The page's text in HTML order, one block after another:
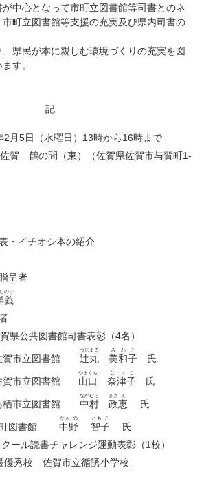
心となって市町立図書館等司書とのネ
町立図書館等支援の充実及び県内司書の
民が本に親しむ環境づくりの充実を図
す。
記
日（水曜日）13時から16時まで
鶴の間（東）（佐賀県佐賀市与賀町1-
チオシ本の紹介
贈呈者
義
のり
公共図書館司書表彰（4名）
図書館辻󠄀
つじ
丸
まる
美和子
みわこ
氏
図書館 山口
やまぐち
奈津子
なつこ
氏
図書館中村
なかむら
政
まさ
恵
え
氏
書館中野
なか の
智子
とも こ
氏
ール読書チャレンジ運動表彰（1校）
秀校 佐賀市立循誘小学校